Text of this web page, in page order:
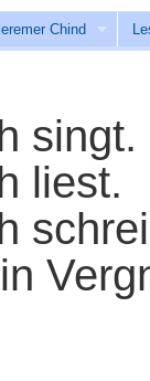
Chind
singt.
liest.